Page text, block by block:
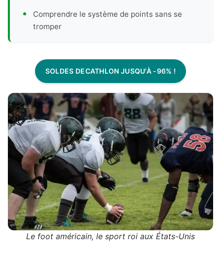
Comprendre le système de points sans se
tromper
SOLDES DECATHLON JUSQU'À -96% !
Le foot américain, le sport roi aux États-Unis